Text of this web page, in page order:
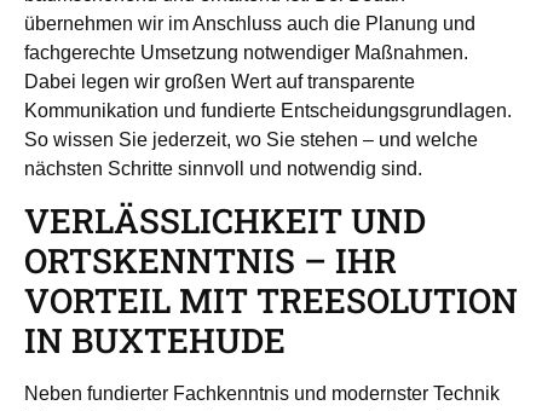
übernehmen wir im Anschluss auch die Planung und
fachgerechte Umsetzung notwendiger Maßnahmen.
Dabei legen wir großen Wert auf transparente
Kommunikation und fundierte Entscheidungsgrundlagen.
So wissen Sie jederzeit, wo Sie stehen – und welche
nächsten Schritte sinnvoll und notwendig sind.
VERLÄSSLICHKEIT UND
ORTSKENNTNIS – IHR
VORTEIL MIT TREESOLUTION
IN BUXTEHUDE
Neben fundierter Fachkenntnis und modernster Technik